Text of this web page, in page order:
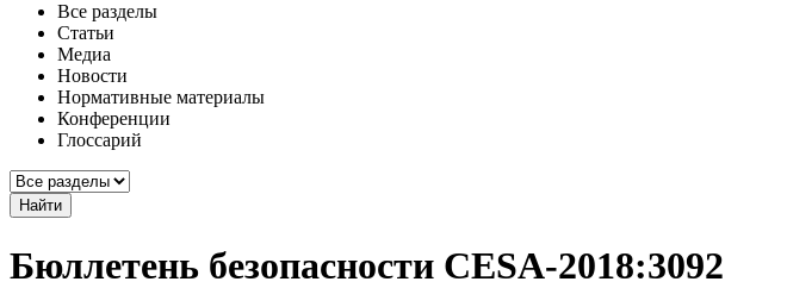
Все разделы
Статьи
Медиа
Новости
Нормативные материалы
Конференции
Глоссарий
Найти
Бюллетень безопасности CESA-2018:3092